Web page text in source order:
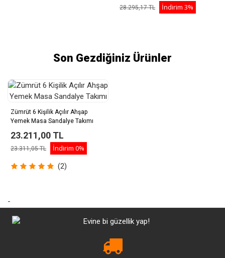
28.295,17 TL İndirim 3%
Son Gezdiğiniz Ürünler
Zümrüt 6 Kişilik Açılır Ahşap
Yemek Masa Sandalye Takımı
23.211,00 TL
23.311,05 TL İndirim 0%
(2)
-